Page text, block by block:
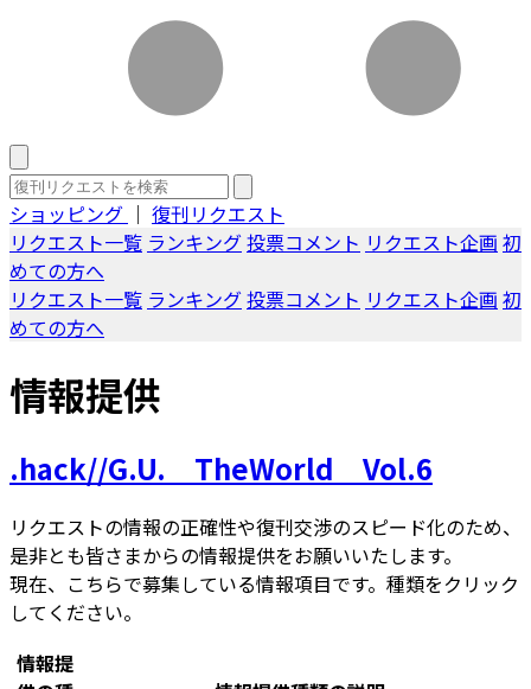
ショッピング ｜ 復刊リクエスト
リクエスト一覧 ランキング投票コメント リクエスト企画 初
めての方へ
リクエスト一覧 ランキング投票コメント リクエスト企画 初
めての方へ
情報提供
.hack//G.U. TheWorld Vol.6
リクエストの情報の正確性や復刊交渉のスピード化のため、
是非とも皆さまからの情報提供をお願いいたします。
現在、こちらで募集している情報項目です。種類をクリック
してください。
情報提